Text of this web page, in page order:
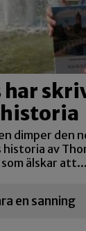
har
dimper den
historia av
älskar att...
en sanning